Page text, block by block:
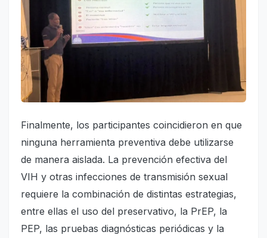
Finalmente, los participantes coincidieron en que
ninguna herramienta preventiva debe utilizarse
de manera aislada. La prevención efectiva del
VIH y otras infecciones de transmisión sexual
requiere la combinación de distintas estrategias,
entre ellas el uso del preservativo, la PrEP, la
PEP, las pruebas diagnósticas periódicas y la